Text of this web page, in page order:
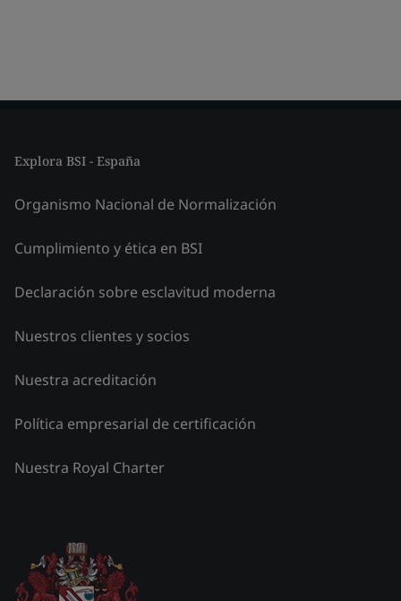
Explora BSI - España
Organismo Nacional de Normalización
Cumplimiento y ética en BSI
Declaración sobre esclavitud moderna
Nuestros clientes y socios
Nuestra acreditación
Política empresarial de certificación
Nuestra Royal Charter